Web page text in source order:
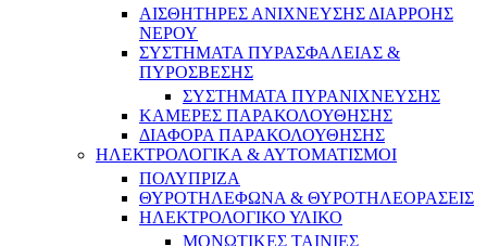
ΑΙΣΘΗΤΗΡΕΣ ΑΝΙΧΝΕΥΣΗΣ ΔΙΑΡΡΟΗΣ
ΝΕΡΟΥ
ΣΥΣΤΗΜΑΤΑ ΠΥΡΑΣΦΑΛΕΙΑΣ &
ΠΥΡΟΣΒΕΣΗΣ
ΣΥΣΤΗΜΑΤΑ ΠΥΡΑΝΙΧΝΕΥΣΗΣ
ΚΑΜΕΡΕΣ ΠΑΡΑΚΟΛΟΥΘΗΣΗΣ
ΔΙΑΦΟΡΑ ΠΑΡΑΚΟΛΟΥΘΗΣΗΣ
ΗΛΕΚΤΡΟΛΟΓΙΚΑ & ΑΥΤΟΜΑΤΙΣΜΟΙ
ΠΟΛΥΠΡΙΖΑ
ΘΥΡΟΤΗΛΕΦΩΝΑ & ΘΥΡΟΤΗΛΕΟΡΑΣΕΙΣ
ΗΛΕΚΤΡΟΛΟΓΙΚΟ ΥΛΙΚΟ
ΜΟΝΩΤΙΚΕΣ ΤΑΙΝΙΕΣ